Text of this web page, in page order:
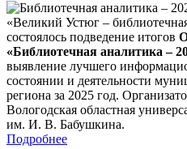
«Великий Устюг –
состоялось подведение итогов
«Библиотечная аналитика –
выявление лучшего
состоянии и деятельности
региона за 2025 год.
Вологодская областная
им. И. В. Бабушкина.
Подробнее